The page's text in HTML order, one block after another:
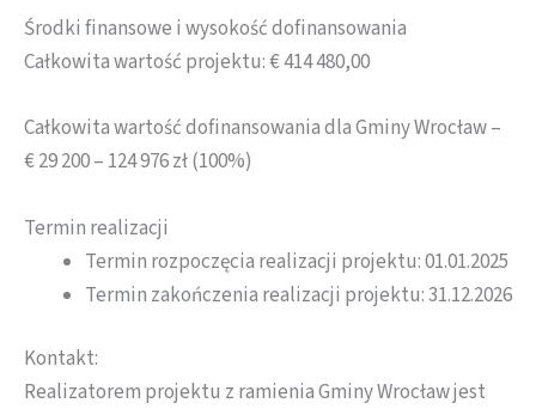
Środki finansowe i wysokość dofinansowania
Całkowita wartość projektu: € 414 480,00
Całkowita wartość dofinansowania dla Gminy Wrocław –
€ 29 200 – 124 976 zł (100%)
Termin realizacji
Termin rozpoczęcia realizacji projektu: 01.01.2025
Termin zakończenia realizacji projektu: 31.12.2026
Kontakt:
Realizatorem projektu z ramienia Gminy Wrocław jest